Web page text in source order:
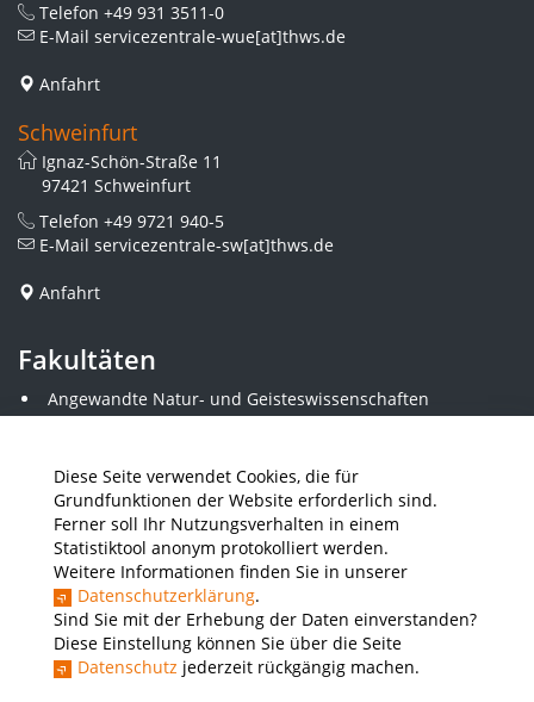
Diese Seite verwendet Cookies, die für
Grundfunktionen der Website erforderlich sind.
Ferner soll Ihr Nutzungsverhalten in einem
Statistiktool anonym protokolliert werden.
Weitere Informationen finden Sie in unserer
Datenschutzerklärung.
Sind Sie mit der Erhebung der Daten einverstanden?
Diese Einstellung können Sie über die Seite
Datenschutz jederzeit rückgängig machen.
Telefon +49 931 3511-0
E-Mail servicezentrale-wue[at]thws.de
Anfahrt
Schweinfurt
Ignaz-Schön-Straße 11
97421 Schweinfurt
Telefon +49 9721 940-5
E-Mail servicezentrale-sw[at]thws.de
Anfahrt
Fakultäten
Angewandte Natur- und Geisteswissenschaften
Angewandte Sozialwissenschaften
Elektrotechnik
Gestaltung
Informatik und Wirtschaftsinformatik
Kunststofftechnik und Vermessung
Maschinenbau
THWS Business School
Wirtschaftsingenieurwesen
Presse